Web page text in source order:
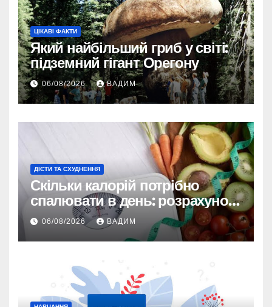
ЦІКАВІ ФАКТИ
Який найбільший гриб у світі:
підземний гігант Орегону
06/08/2026 ВАДИМ
ДІЄТИ ТА СХУДНЕННЯ
Скільки калорій потрібно
спалювати в день: розрахунок
TDEE і безпечні норми
06/08/2026 ВАДИМ